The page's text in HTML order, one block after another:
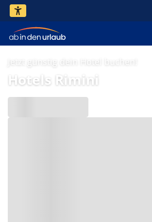
Jetzt günstig dein Hotel buchen!
Hotels Rimini